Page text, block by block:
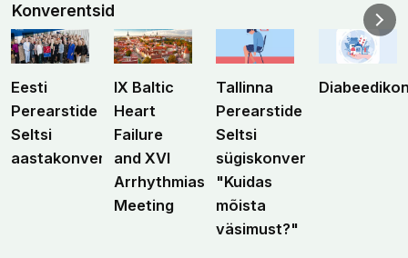
Konverentsid
Eesti
Perearstide
Seltsi
aastakonverents
IX Baltic
Heart
Failure
and XVI
Arrhythmias
Meeting
Tallinna
Perearstide
Seltsi
sügiskonverents
"Kuidas
mõista
väsimust?"